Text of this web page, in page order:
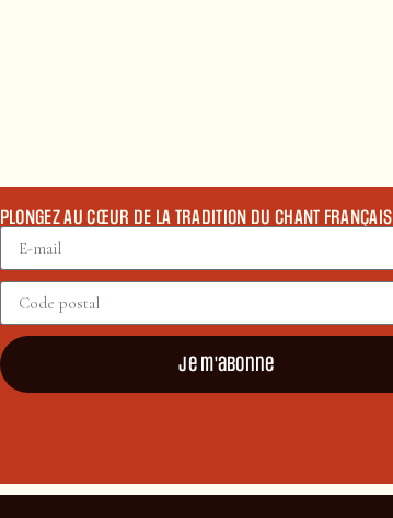
PLONGEZ AU CŒUR DE LA TRADITION DU CHANT FRANÇAIS
Je m'abonne